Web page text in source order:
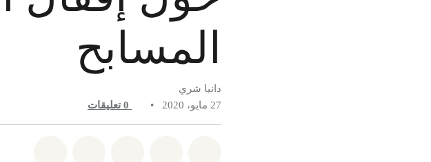
المسابح
دانيا شري
27 مايو، 2020
•
0 تعليقات